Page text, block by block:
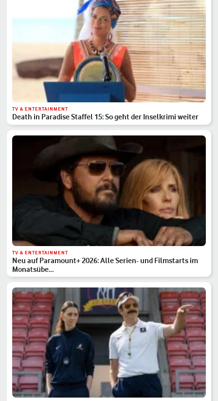
TV & ENTERTAINMENT
Death in Paradise Staffel 15: So geht der Inselkrimi weiter
TV & ENTERTAINMENT
Neu auf Paramount+ 2026: Alle Serien- und Filmstarts im
Monatsübe…